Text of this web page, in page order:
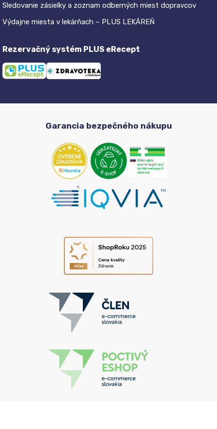
Sledovanie zásielky a zoznam odberných miest dopravcov
Výdajne miesta v lekárňach – PLUS LEKÁREŇ
Rezervačný systém PLUS eRecept
Garancia bezpečného nákupu